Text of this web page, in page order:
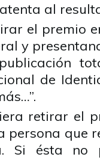
al
el premio
y
de
retirar el
persona que
Si ésta no